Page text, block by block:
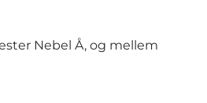
Nebel Å, og mellem